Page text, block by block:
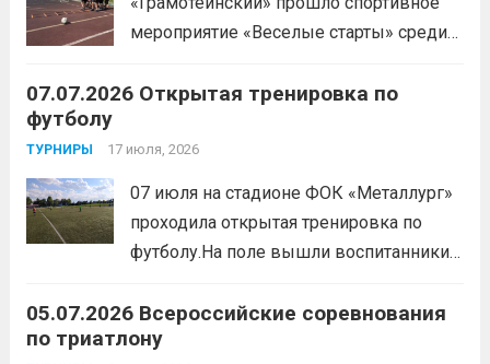
мероприятие «Веселые старты» среди
шайбой».Несмотря на
мероприятия, главной целью
организаторы ставили сплочение
коллектива и пропаганду здорового
образа жизни. По итогам прохождения
всех этапов участники
07.07.2026 Открытая тренировка по
футболу
ТУРНИРЫ 17 июля, 2026
07 июля на стадионе ФОК «Металлург»
проходила открытая тренировка по
футболу.На поле вышли воспитанники
Участники отработали технику владения
мячом и сыграли несколько коротких
05.07.2026 Всероссийские соревнования
по триатлону